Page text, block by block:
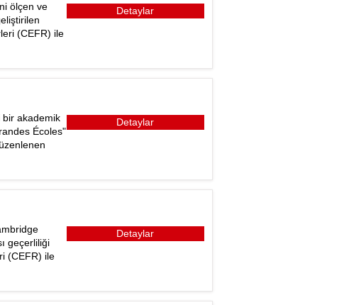
ölçen ve
(CEFR) ile
Detaylar
bir akademik
Écoles"
Detaylar
geçerliliği
(CEFR) ile
Detaylar